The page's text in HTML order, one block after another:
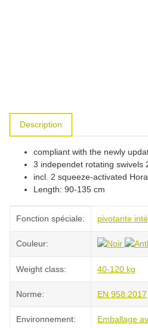
Description
compliant with the newly
3 independet rotating swivels
incl. 2 squeeze-activated
Length: 90-135 cm
Fonction spéciale: pivotante
Couleur:
Weight class: 40-120 kg
Norme: EN 958:2017
Environnement: Emballage